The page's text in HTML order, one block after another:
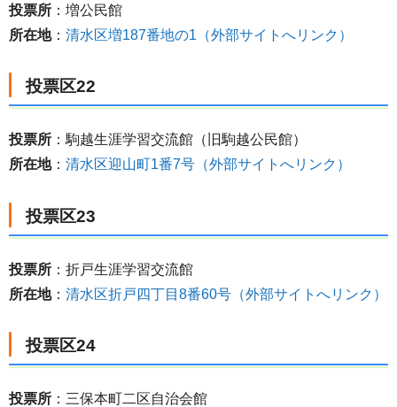
投票所 ：増公民館
所在地： 清水区増187番地の1（外部サイトへリンク）
投票区22
投票所 ：駒越生涯学習交流館（旧駒越公民館）
所在地： 清水区迎山町1番7号（外部サイトへリンク）
投票区23
投票所 ：折戸生涯学習交流館
所在地： 清水区折戸四丁目8番60号（外部サイトへリンク）
投票区24
投票所 ：三保本町二区自治会館